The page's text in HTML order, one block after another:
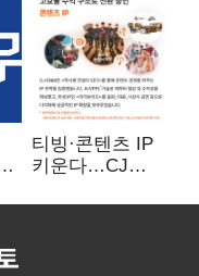
티빙·콘텐츠 IP
키운다…CJ
글로벌 확장 가속